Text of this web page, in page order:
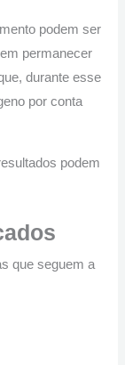
podem ser
permanecer
durante esse
por conta
podem
que seguem a